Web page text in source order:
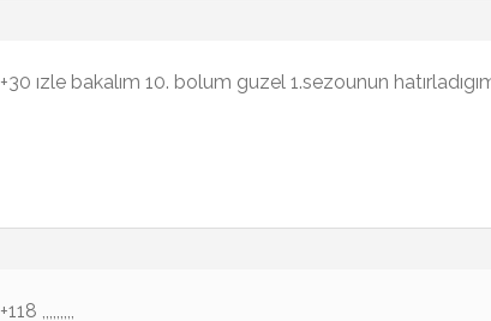
+30 ızle bakalım 10. bolum guzel 1.sezounun
+118 ,,,,,,,,,